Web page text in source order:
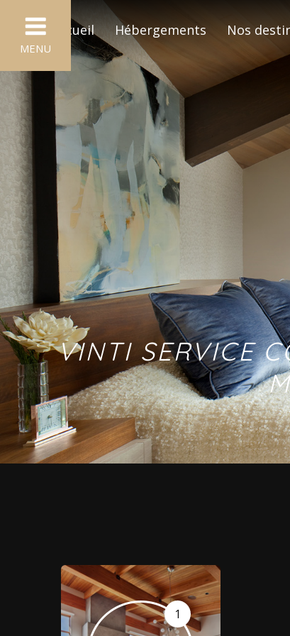
MENU
Accueil Hébergements Nos
VINTI SERVICE
1